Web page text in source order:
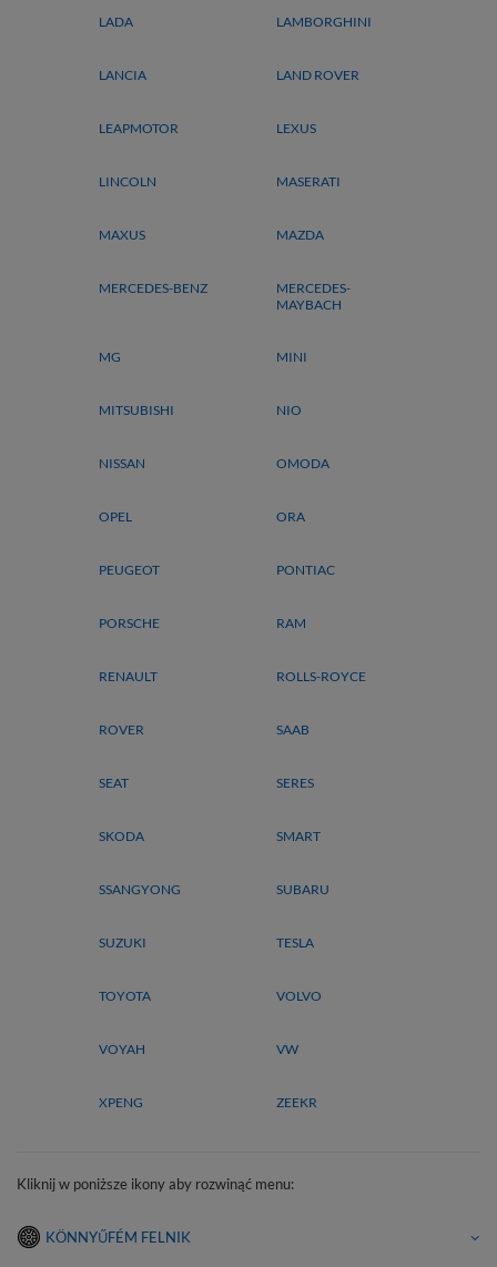
LADA LAMBORGHINI
LANCIA LAND ROVER
LEAPMOTOR LEXUS
LINCOLN MASERATI
MAXUS MAZDA
MERCEDES-BENZ
MERCEDES-
MAYBACH
MG MINI
MITSUBISHI NIO
NISSAN OMODA
OPEL ORA
PEUGEOT PONTIAC
PORSCHE RAM
RENAULT ROLLS-ROYCE
ROVER SAAB
SEAT SERES
SKODA SMART
SSANGYONG SUBARU
SUZUKI TESLA
TOYOTA VOLVO
VOYAH VW
XPENG ZEEKR
Kliknij w poniższe ikony aby rozwinąć menu:
KÖNNYŰFÉM FELNIK